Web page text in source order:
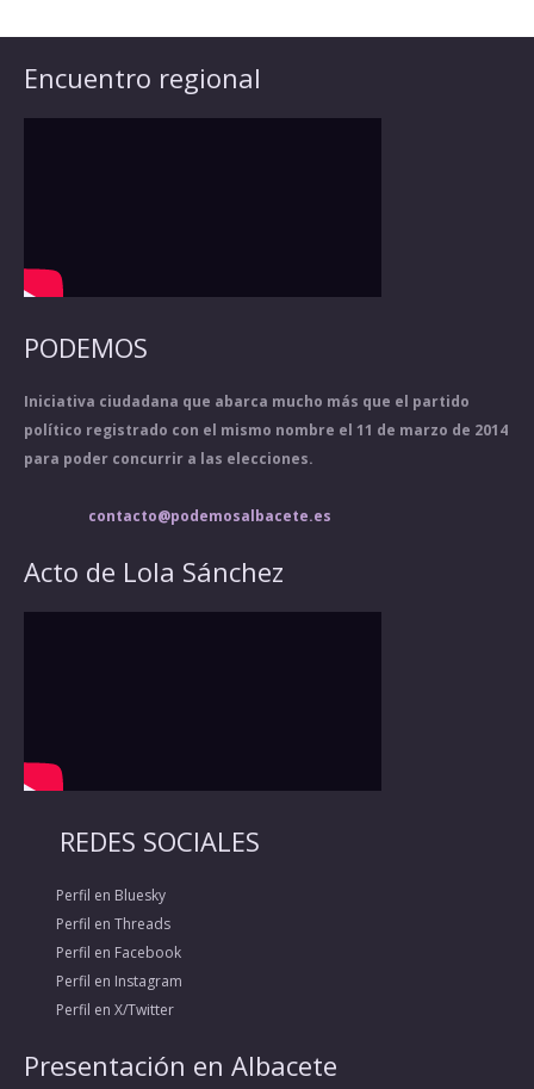
Encuentro regional
PODEMOS
Iniciativa ciudadana que abarca mucho más que el partido
político registrado con el mismo nombre el 11 de marzo de 2014
para poder concurrir a las elecciones.
contacto@podemosalbacete.es
Acto de Lola Sánchez
REDES SOCIALES
Perfil en Bluesky
Perfil en Threads
Perfil en Facebook
Perfil en Instagram
Perfil en X/Twitter
Presentación en Albacete